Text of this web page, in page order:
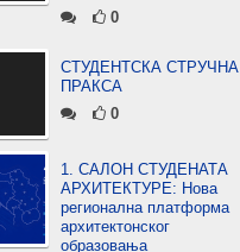
0
СТУДЕНТСКА СТРУЧНА
ПРАКСА
0
1. САЛОН СТУДЕНАТА
АРХИТЕКТУРЕ: Нова
регионална платформа
архитектонског
образовања